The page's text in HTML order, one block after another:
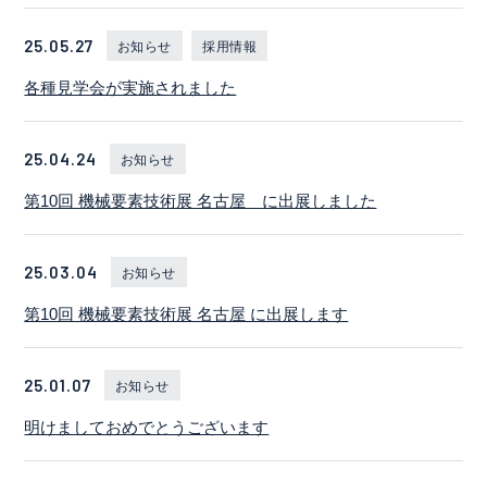
25.05.27 お知らせ 採用情報
各種見学会が実施されました
25.04.24 お知らせ
第10回 機械要素技術展 名古屋 に出展しました
25.03.04 お知らせ
第10回 機械要素技術展 名古屋 に出展します
25.01.07 お知らせ
明けましておめでとうございます